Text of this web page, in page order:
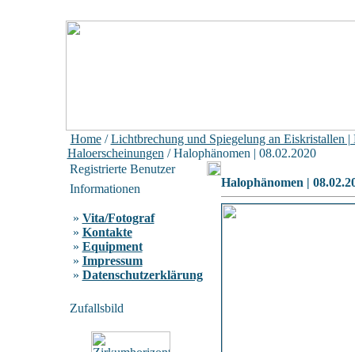
Home/Lichtbrechung und Spiegelung an Eiskristallen |
Haloerscheinungen / Halophänomen | 08.02.2020
Registrierte Benutzer
Informationen
» Vita/Fotograf
» Kontakte
» Equipment
» Impressum
» Datenschutzerklärung
Zufallsbild
Halophänomen |